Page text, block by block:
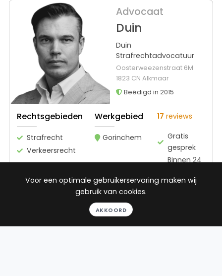
Advocaat
Duin
Duin
Strafrechtadvocatuur
Oosterweezenstraat 6M
1823 CN Alkmaar
Beëdigd in 2015
Rechtsgebieden
Strafrecht
Verkeersrecht
Werkgebied
Gorinchem
17 reviews
Gratis
gesprek
Binnen 24
Geheel
Voor een optimale gebruikerservaring maken wij
gebruik van cookies.
AKKOORD